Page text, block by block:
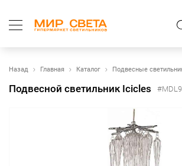
Назад Главная Каталог Подвесные
Подвесной светильник Icicles